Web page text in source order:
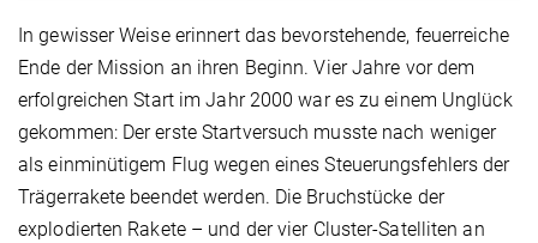
In gewisser Weise erinnert das bevorstehende, feuerreiche
Ende der Mission an ihren Beginn. Vier Jahre vor dem
erfolgreichen Start im Jahr 2000 war es zu einem Unglück
gekommen: Der erste Startversuch musste nach weniger
als einminütigem Flug wegen eines Steuerungsfehlers der
Trägerrakete beendet werden. Die Bruchstücke der
explodierten Rakete – und der vier Cluster-Satelliten an